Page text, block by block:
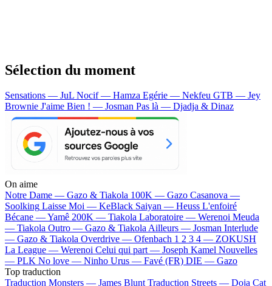
Sélection du moment
Sensations — JuL Nocif — Hamza Egérie — Nekfeu GTB — Jey
Brownie J'aime Bien ! — Josman Pas là — Djadja & Dinaz
On aime
Notre Dame — Gazo & Tiakola 100K — Gazo Casanova —
Soolking Laisse Moi — KeBlack Saiyan — Heuss L'enfoiré
Bécane —Yamê 200K — Tiakola Laboratoire — Werenoi Meuda
— Tiakola Outro — Gazo & TiakolaAilleurs — Josman Interlude
— Gazo & Tiakola Overdrive — Ofenbach 1 2 3 4 — ZOKUSH
La League — Werenoi Celui qui part — Joseph Kamel Nouvelles
— PLK No love — Ninho Urus — Favé (FR) DIE — Gazo
Top traduction
Traduction Monsters — James Blunt Traduction Streets — Doja Cat